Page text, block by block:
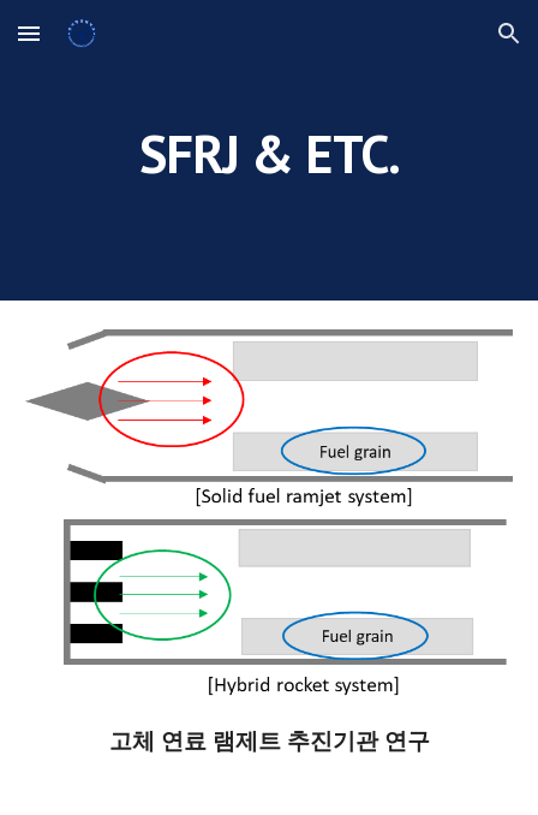
Skip to main content Skip to navigation
SFRJ & ETC.
고체 연료 램제트 추진기관 연구